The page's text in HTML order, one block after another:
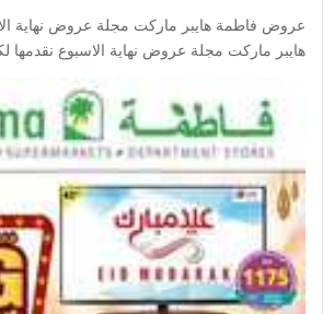
عروض فاطمة هايبر ماركت مجلة عروض نهاية
هايبر ماركت مجلة عروض نهاية الاسبوع